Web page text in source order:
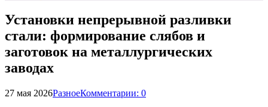
Установки непрерывной разливки
стали: формирование слябов и
заготовок на металлургических
заводах
27 мая 2026РазноеКомментарии: 0